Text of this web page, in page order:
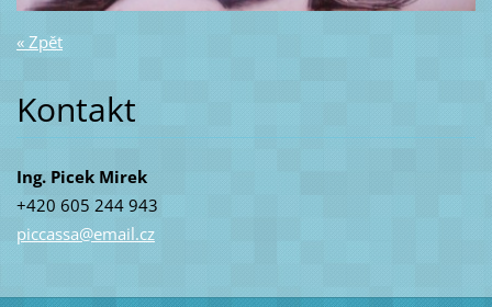
« Zpět
Kontakt
Ing. Picek Mirek
+420 605 244 943
piccassa@email.cz